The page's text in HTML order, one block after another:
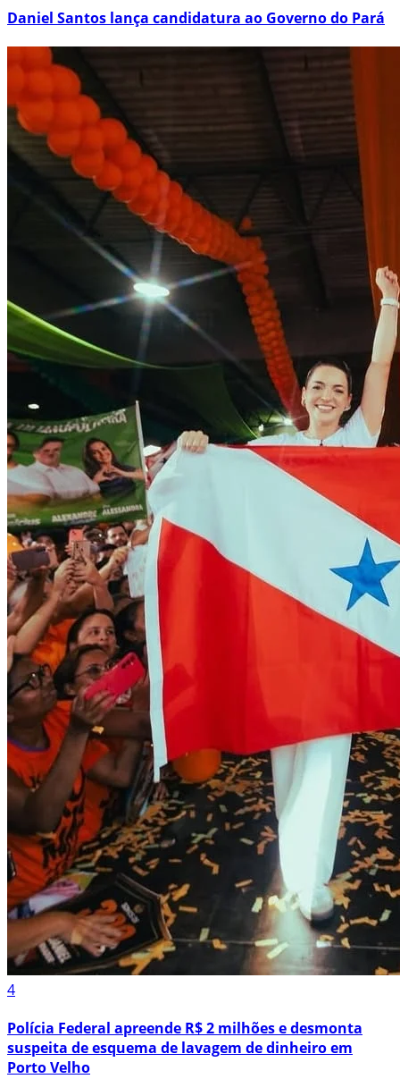
Daniel Santos lança candidatura ao Governo do Pará
4
Polícia Federal apreende R$ 2 milhões e desmonta
suspeita de esquema de lavagem de dinheiro em
Porto Velho